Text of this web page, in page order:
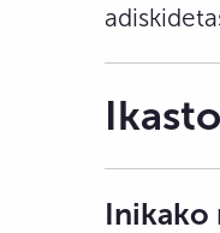
Inikako